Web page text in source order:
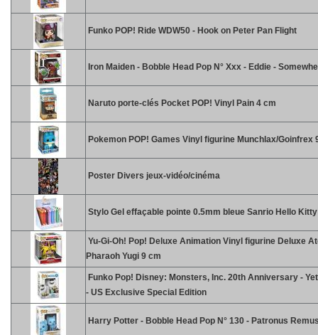
Funko POP! Ride WDW50 - Hook on Peter Pan Flight
Iron Maiden - Bobble Head Pop N° Xxx - Eddie -
Naruto porte-clés Pocket POP! Vinyl Pain 4 cm
Pokemon POP! Games Vinyl figurine Munchlax/Goinfrex
Poster Divers jeux-vidéo/cinéma
Stylo Gel effaçable pointe 0.5mm bleue Sanrio Hello
Yu-Gi-Oh! Pop! Deluxe Animation Vinyl figurine Deluxe
Pharaoh Yugi 9 cm
Funko Pop! Disney: Monsters, Inc. 20th Anniversary -
- US Exclusive Special Edition
Harry Potter - Bobble Head Pop N° 130 - Patronus